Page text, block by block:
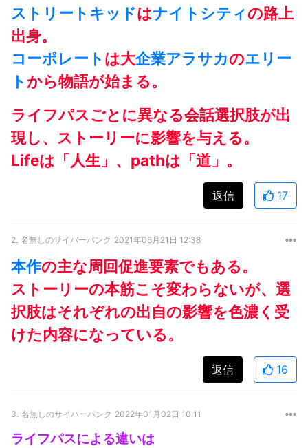
ストリートキッドはナイトシティの路上
出身。
コーポレート は大企業アラサカのエリー
トから物語が始まる。
ライフパスごとに異なる会話選択肢が出
現し、ストーリーに影響を与える。
Lifeは「人生」、pathは「道」。
返信 17
2. 名無しのサイバーパンク 2021年06月21日 12:38
本作の主な周回促進要素でもある。
ストーリーの本筋こそ変わらないが、選
択肢はそれぞれの出自の影響を色濃く受
けた内容になっている。
返信 16
3. 名無しのサイバーパンク 2022年01月02日 10:11
ライフパスによる違いは